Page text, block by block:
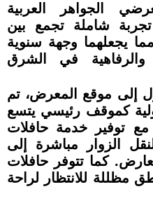
الجواهر العربية
تجربة شاملة تجمع بين
مما يجعلهما وجهة سنوية
في الشرق
إلى موقع المعرض، تم
كموقف رئيسي يتسع
سيارة، مع توفير خدمة حافلات
الزوار مباشرة إلى
كما تتوفر حافلات
مظللة للانتظار لراحة